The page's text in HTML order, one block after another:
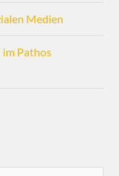
Medien
im Pathos